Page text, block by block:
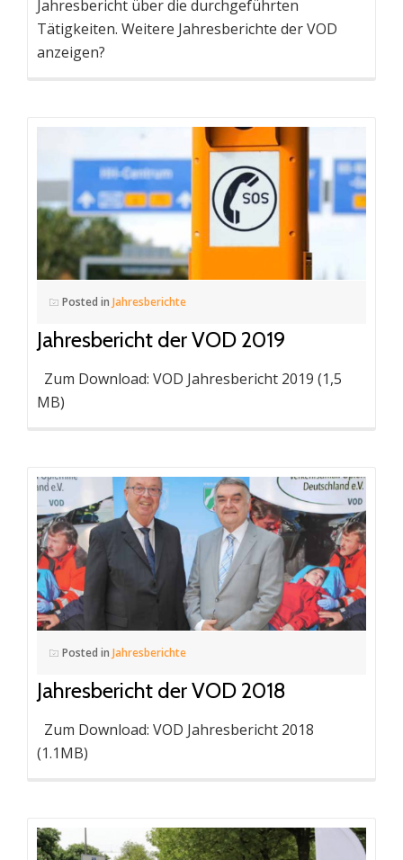
Jahresbericht über die durchgeführten
Tätigkeiten. Weitere Jahresberichte der VOD
anzeigen?
Posted in Jahresberichte
Jahresbericht der VOD 2019
Zum Download: VOD Jahresbericht 2019 (1,5
MB)
Posted in Jahresberichte
Jahresbericht der VOD 2018
Zum Download: VOD Jahresbericht 2018
(1.1MB)